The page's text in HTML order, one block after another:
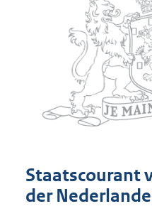
Staatscourant
der